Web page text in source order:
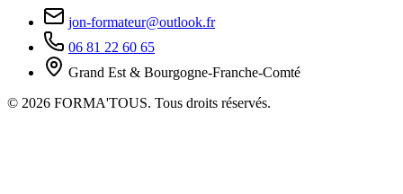
jon-formateur@outlook.fr
06 81 22 60 65
Grand Est & Bourgogne-Franche-Comté
© 2026 FORMA'TOUS. Tous droits réservés.